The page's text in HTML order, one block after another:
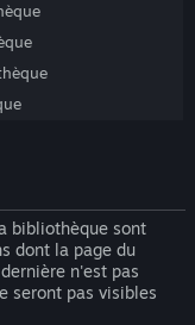
bibliothèque sont
dont la page du
n'est pas
seront pas visibles